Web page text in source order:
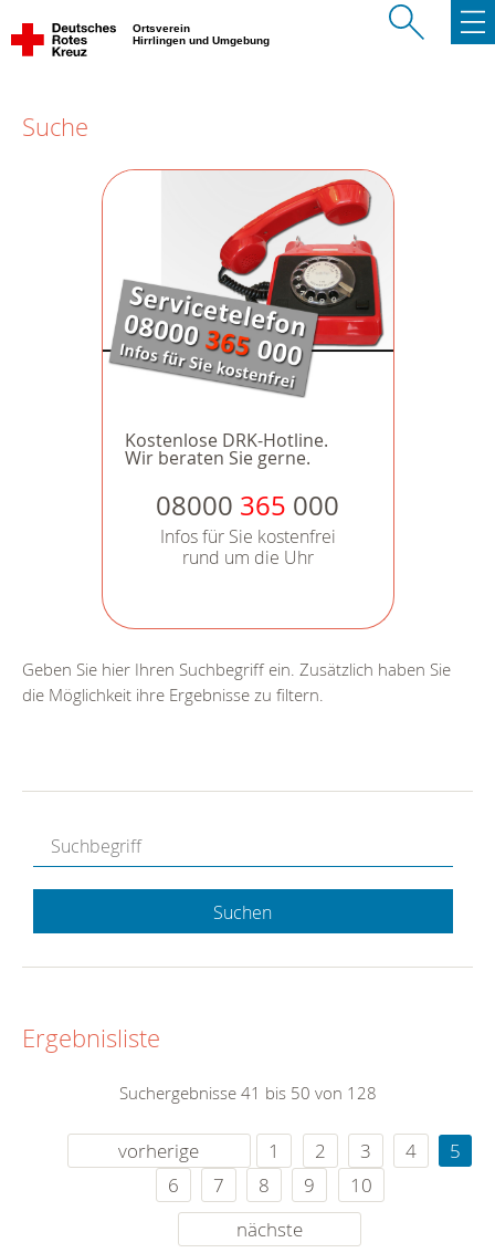
Ortsverein
Hirrlingen und Umgebung
Suche
Kostenlose DRK-Hotline.
Wir beraten Sie gerne.
08000 365 000
Infos für Sie kostenfrei
rund um die Uhr
Geben Sie hier Ihren Suchbegriff ein. Zusätzlich haben Sie
die Möglichkeit ihre Ergebnisse zu filtern.
Suchen
Ergebnisliste
Suchergebnisse 41 bis 50 von 128
vorherige 1 2 3 4
5
6
7 8 9
10
nächste